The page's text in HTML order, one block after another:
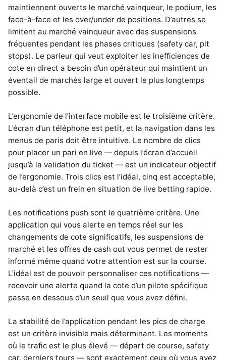
maintiennent ouverts le marché vainqueur, le podium, les
face-à-face et les over/under de positions. D’autres se
limitent au marché vainqueur avec des suspensions
fréquentes pendant les phases critiques (safety car, pit
stops). Le parieur qui veut exploiter les inefficiences de
cote en direct a besoin d’un opérateur qui maintient un
éventail de marchés large et ouvert le plus longtemps
possible.
L’ergonomie de l’interface mobile est le troisième critère.
L’écran d’un téléphone est petit, et la navigation dans les
menus de paris doit être intuitive. Le nombre de clics
pour placer un pari en live — depuis l’écran d’accueil
jusqu’à la validation du ticket — est un indicateur objectif
de l’ergonomie. Trois clics est l’idéal, cinq est acceptable,
au-delà c’est un frein en situation de live betting rapide.
Les notifications push sont le quatrième critère. Une
application qui vous alerte en temps réel sur les
changements de cote significatifs, les suspensions de
marché et les offres de cash out vous permet de rester
informé même quand votre attention est sur la course.
L’idéal est de pouvoir personnaliser ces notifications —
recevoir une alerte quand la cote d’un pilote spécifique
passe en dessous d’un seuil que vous avez défini.
La stabilité de l’application pendant les pics de charge
est un critère invisible mais déterminant. Les moments
où le trafic est le plus élevé — départ de course, safety
car, derniers tours — sont exactement ceux où vous avez